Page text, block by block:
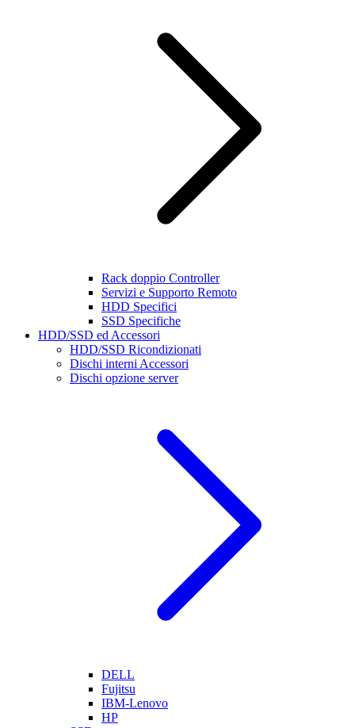
Rack doppio Controller
Servizi e Supporto Remoto
HDD Specifici
SSD Specifiche
HDD/SSD ed Accessori
HDD/SSD Ricondizionati
Dischi interni Accessori
Dischi opzione server
DELL
Fujitsu
IBM-Lenovo
HP